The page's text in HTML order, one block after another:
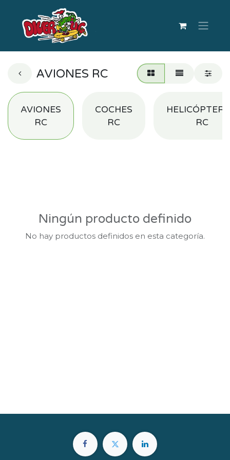
AVIONES RC
AVIONES
RC
COCHES
RC
RC
Ningún producto definido
No hay productos definidos en esta categoría.